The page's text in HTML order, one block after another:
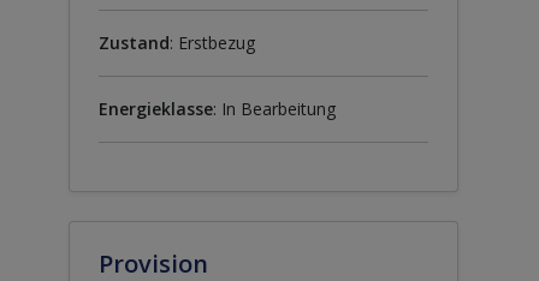
Zustand: Erstbezug
Energieklasse: In Bearbeitung
Provision